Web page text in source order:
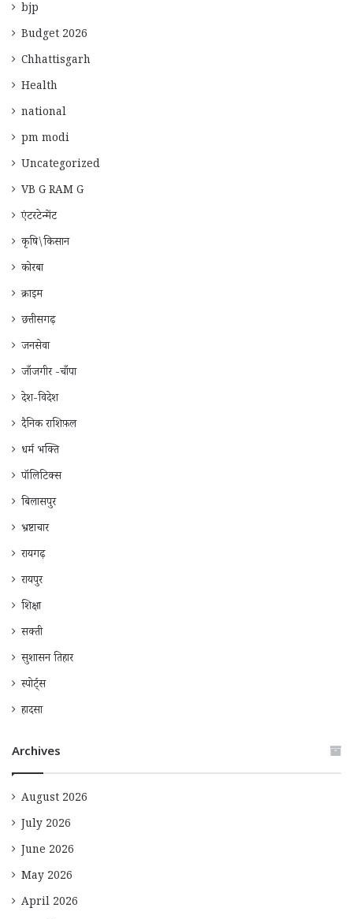
bjp
Budget 2026
Chhattisgarh
Health
national
pm modi
Uncategorized
VB G RAM G
एंटरटेन्मेंट
कृषि\किसान
कोरबा
क्राइम
छत्तीसगढ़
जनसेवा
जाँजगीर -चाँपा
देश-विदेश
दैनिक राशिफ़ल
धर्म भक्ति
पॉलिटिक्स
बिलासपुर
भ्रष्टाचार
रायगढ़
रायपुर
शिक्षा
सक्ती
सुशासन तिहार
स्पोर्ट्स
हादसा
Archives
August 2026
July 2026
June 2026
May 2026
April 2026